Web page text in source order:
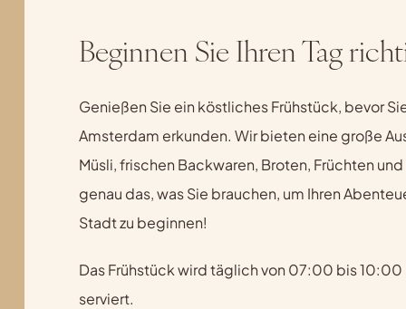
Beginnen Sie Ihren Tag
Genießen Sie ein köstliches Frühstück, bevor
Amsterdam erkunden. Wir bieten eine große
Müsli, frischen Backwaren, Broten, Früchten
genau das, was Sie brauchen, um Ihren
Stadt zu beginnen!
Das Frühstück wird täglich von 07:00 bis 10:00
serviert.